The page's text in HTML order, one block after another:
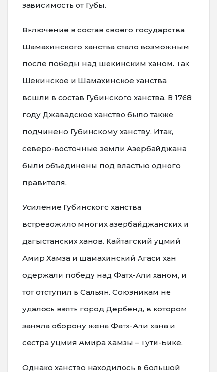
зависимость от Губы.
Включение в состав своего государства
Шамахинского ханства стало возможным
после победы над шекинским ханом. Так
Шекинское и Шамахинское ханства
вошли в состав Губинского ханства. В 1768
году Джавадское ханство было также
подчинено Губинскому ханству. Итак,
северо-восточные земли Азербайджана
были объединены под властью одного
правителя.
Усиление Губинского ханства
встревожило многих азербайджанских и
дагыстанских ханов. Кайтагский уцмий
Амир Хамза и шамахинский Агаси хан
одержали победу над Фатх-Али ханом, и
тот отступил в Сальян. Союзникам не
удалось взять город Дербенд, в котором
заняла оборону жена Фатх-Али хана и
сестра уцмия Амира Хамзы – Тути-Бике.
Однако ханство находилось в большой